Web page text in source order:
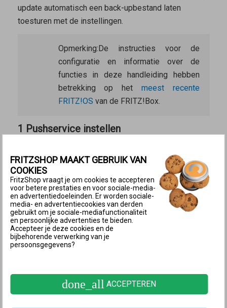
update automatisch een back-upbestand laten
toesturen met de instellingen.
Opmerking: De instructies voor de
configuratie en informatie over de
functies in deze handleiding hebben
betrekking op het meest recente
FRITZ!OS van de FRITZ!Box.
1 Pushservice instellen
‘Systeem’.
Klik in het menu ‘Systeem’ op ‘Pushservice’.
Klik op de knop ‘Pushservice instellen’ en volg de
instructies van de wizard.
2 Pushservices inschakelen
Na het instellenkun je verschillende pushservices
inschakelen die je bij bepaalde gebeurtenissen e-
gebruiksgegevens:
Klik in degebruikersinterface van de FRITZ!Boxop
FRITZSHOP MAAKT GEBRUIK VAN
COOKIES
FritzShop vraagt je om cookies te accepteren
voor betere prestaties en voor sociale-media-
en advertentiedoeleinden. Er worden sociale-
media- en advertentiecookies van derden
gebruikt om je sociale-mediafunctionaliteit
en persoonlijke advertenties te bieden.
Accepteer je deze cookies en de
bijbehorende verwerking van je
persoonsgegevens?
done_all ACCEPTEREN